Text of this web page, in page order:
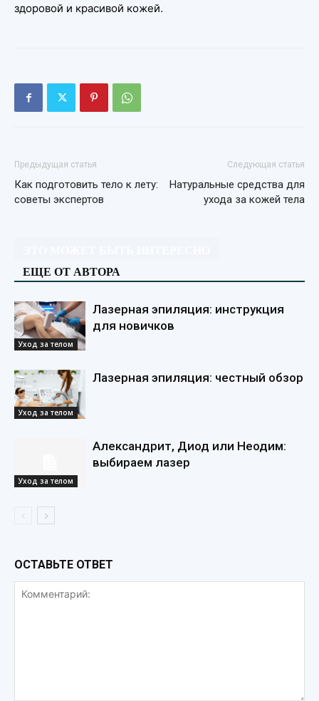
здоровой и красивой кожей.
Предыдущая статья
Как подготовить тело к лету:
советы экспертов
Следующая статья
Натуральные средства для
ухода за кожей тела
ЕЩЕ ОТ АВТОРА
Уход за телом
Лазерная эпиляция: инструкция
для новичков
Уход за телом
Лазерная эпиляция: честный обзор
Уход за телом
Александрит, Диод или Неодим:
выбираем лазер
ОСТАВЬТЕ ОТВЕТ